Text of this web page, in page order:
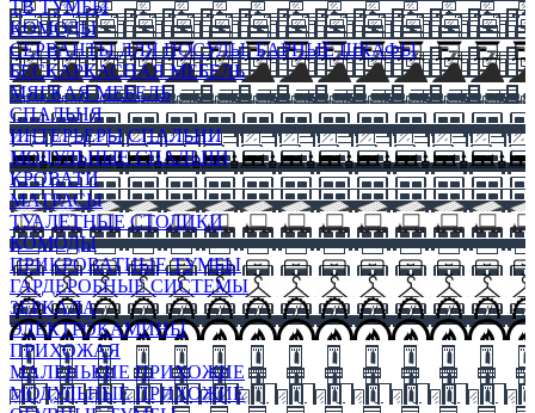
ТВ ТУМБЫ
КОМОДЫ
СЕРВАНТЫ ДЛЯ ПОСУДЫ, БАРНЫЕ ШКАФЫ
БЕСКАРКАСНАЯ МЕБЕЛЬ
МЯГКАЯ МЕБЕЛЬ
СПАЛЬНЯ
ИНТЕРЬЕРЫ СПАЛЬНИ
МОДУЛЬНЫЕ СПАЛЬНИ
КРОВАТИ
МАТРАСЫ
ТУАЛЕТНЫЕ СТОЛИКИ
КОМОДЫ
ПРИКРОВАТНЫЕ ТУМБЫ
ГАРДЕРОБНЫЕ СИСТЕМЫ
ЗЕРКАЛА
ЭЛЕКТРОКАМИНЫ
ПРИХОЖАЯ
МАЛЕНЬКИЕ ПРИХОЖИЕ
МОДУЛЬНЫЕ ПРИХОЖИЕ